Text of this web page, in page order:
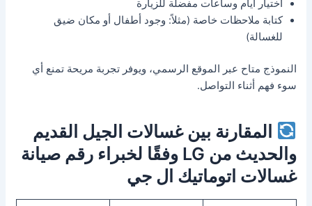
اختيار أيام وساعات مفضلة للزيارة
كتابة ملاحظات خاصة (مثلاً: وجود أطفال أو مكان ضيق
للغسالة)
النموذج متاح عبر الموقع الرسمي، ويوفر تجربة مريحة تمنع أي
سوء فهم أثناء التواصل.
المقارنة بين غسالات الجيل القديم
والحديث من LG وفقًا لخبراء رقم صيانة
غسالات اتوماتيك ال جي